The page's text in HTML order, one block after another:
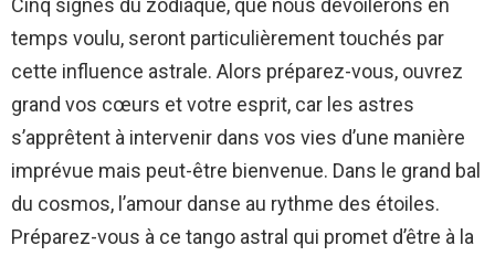
Cinq signes du zodiaque, que nous dévoilerons en
temps voulu, seront particulièrement touchés par
cette influence astrale. Alors préparez-vous, ouvrez
grand vos cœurs et votre esprit, car les astres
s’apprêtent à intervenir dans vos vies d’une manière
imprévue mais peut-être bienvenue. Dans le grand bal
du cosmos, l’amour danse au rythme des étoiles.
Préparez-vous à ce tango astral qui promet d’être à la